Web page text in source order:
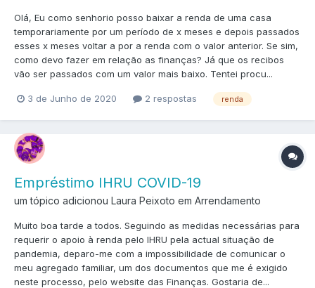
Olá, Eu como senhorio posso baixar a renda de uma casa
temporariamente por um período de x meses e depois passados
esses x meses voltar a por a renda com o valor anterior. Se sim,
como devo fazer em relação as finanças? Já que os recibos
vão ser passados com um valor mais baixo. Tentei procu...
3 de Junho de 2020 2 respostas renda
Empréstimo IHRU COVID-19
um tópico adicionou Laura Peixoto em Arrendamento
Muito boa tarde a todos. Seguindo as medidas necessárias para
requerir o apoio à renda pelo IHRU pela actual situação de
pandemia, deparo-me com a impossibilidade de comunicar o
meu agregado familiar, um dos documentos que me é exigido
neste processo, pelo website das Finanças. Gostaria de...